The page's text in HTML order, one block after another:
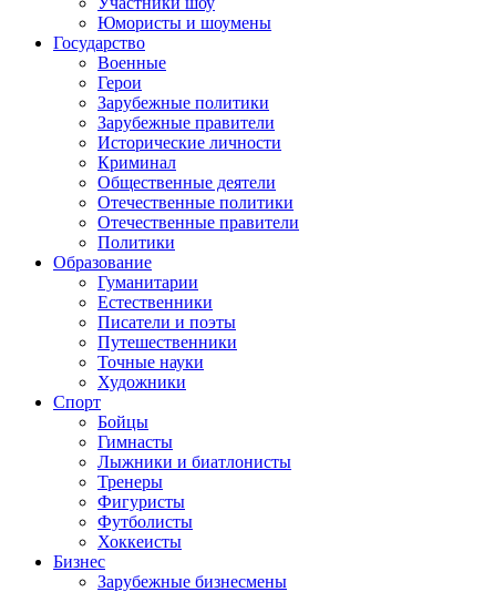
Юмористы и шоумены
Государство
Военные
Герои
Зарубежные политики
Зарубежные правители
Исторические личности
Криминал
Общественные деятели
Отечественные политики
Отечественные правители
Политики
Образование
Гуманитарии
Естественники
Писатели и поэты
Путешественники
Точные науки
Художники
Спорт
Бойцы
Гимнасты
Лыжники и биатлонисты
Тренеры
Фигуристы
Футболисты
Хоккеисты
Бизнес
Зарубежные бизнесмены